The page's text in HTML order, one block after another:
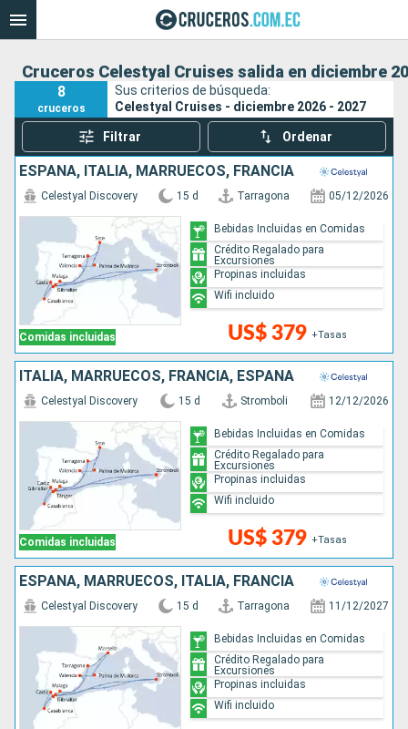
Cruceros Celestyal Cruises salida en diciembre
8
cruceros
Sus criterios de búsqueda:
Celestyal Cruises - diciembre 2026 - 2027
Filtrar Ordenar
ESPAÑA, ITALIA, MARRUECOS, FRANCIA
Comidas incluidas
Celestyal Discovery 15 d Tarragona 05/12/2026
US$ 379 +Tasas
Bebidas Incluidas en Comidas
Crédito Regalado para
Excursiones
Propinas incluidas
Wifi incluido
ITALIA, MARRUECOS, FRANCIA, ESPAÑA
Comidas incluidas
Celestyal Discovery 15 d Stromboli 12/12/2026
US$ 379 +Tasas
Bebidas Incluidas en Comidas
Crédito Regalado para
Excursiones
Propinas incluidas
Wifi incluido
ESPAÑA, MARRUECOS, ITALIA, FRANCIA
Celestyal Discovery 15 d Tarragona 11/12/2027
Bebidas Incluidas en Comidas
Crédito Regalado para
Excursiones
Propinas incluidas
Wifi incluido